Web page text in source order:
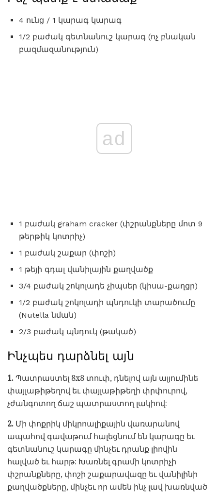
4 ունց / 1 կարագ կարագ
1/2 բաժակ գետնանուշ կարագ (ոչ բնական
բազմազանություն)
ad
1 բաժակ graham cracker (փշրանքները մոտ 9
թերթիկ կոտրիչ)
1 բաժակ շաքար (փոշի)
1 թեյի գդալ վանիլային քաղվածք
3/4 բաժակ շոկոլադե չիպսեր (կիսա-քաղցր)
1/2 բաժակ շոկոլադի պնդուկի տարածումը
(Nutella նման)
2/3 բաժակ պնդուկ (թակած)
Ինչպես դարձնել այն
1. Պատրաստել 8x8 տուփ, դնելով այն ալյումինե
փայլաթիթեղով եւ փայլաթիթեղի փրփուրով,
չժանգոտող ճաշ պատրաստող լակիով:
2. Մի փոքրիկ միկրոալիքային վառարանով
ապահով գավաթում հալեցնում են կարագը եւ
գետնանուշ կարագը մինչեւ դրանք լիովին
հալված եւ հարթ: Խառնել գրամի կոտրիչի
փշրանքները, փոշի շաքարավազը եւ վանիլինի
քաղվածքները, մինչեւ որ ամեն ինչ լավ խառնված